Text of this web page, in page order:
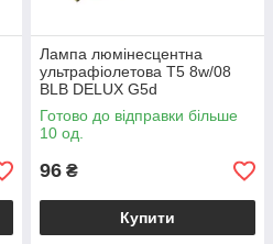
Лампа люмінесцентна
ультрафіолетова T5 8w/08
BLB DELUX G5d
Готово до відправки більше
10 од.
96 ₴
Купити